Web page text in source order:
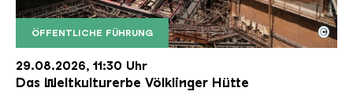
ÖFFENTLICHE FÜHRUNG
Der Erzschrägaufzug der Völklinger Hütte mit
Copyright: Weltkulturerbe Völklinger Hütte | Karl
©
29.08.2026, 11:30 Uhr
Das Weltkulturerbe Völklinger Hütte